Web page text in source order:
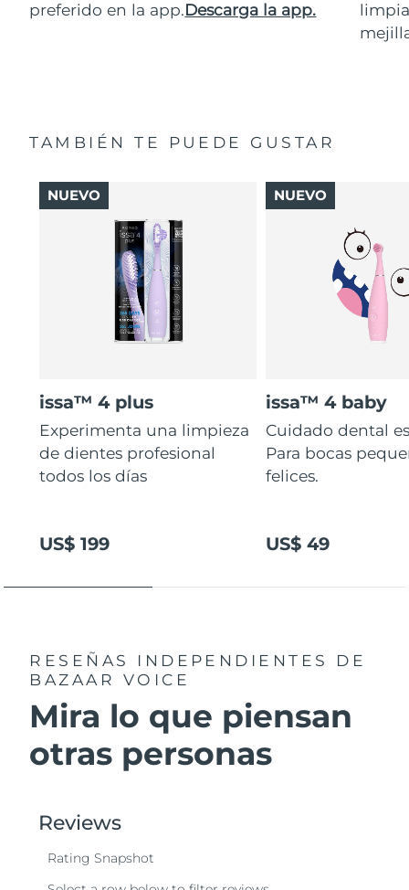
preferido en la app.Descarga la app.
TAMBIÉN TE PUEDE GUSTAR
issa™ 4 plus
Experimenta una limpieza
de dientes profesional
todos los días
US$ 199
NUEVO
issa™ 4 baby
Cuidado dental
Para bocas
felices.
US$ 49
NUEVO
RESEÑAS INDEPENDIENTES
DE
BAZAAR VOICE
Mira lo que piensan
otras personas